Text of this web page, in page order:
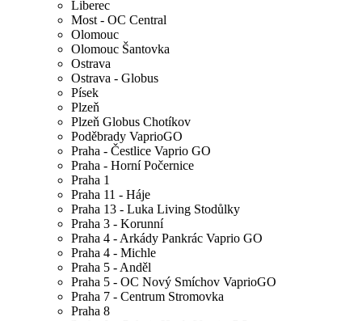
Liberec
Most - OC Central
Olomouc
Olomouc Šantovka
Ostrava
Ostrava - Globus
Písek
Plzeň
Plzeň Globus Chotíkov
Poděbrady VaprioGO
Praha - Čestlice Vaprio GO
Praha - Horní Počernice
Praha 1
Praha 11 - Háje
Praha 13 - Luka Living Stodůlky
Praha 3 - Korunní
Praha 4 - Arkády Pankrác Vaprio GO
Praha 4 - Michle
Praha 5 - Anděl
Praha 5 - OC Nový Smíchov VaprioGO
Praha 7 - Centrum Stromovka
Praha 8